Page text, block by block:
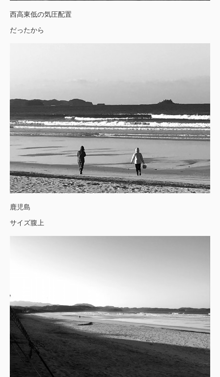
西高東低の気圧配置
だったから
鹿児島
サイズ腹上